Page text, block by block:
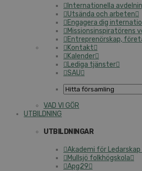
Internationella
Utsända och arbeten
Engagera dig
Missionsinspiratörens
Entreprenörskap,
Kontakt
Kalender
Lediga tjänster
SAU
VAD VI GÖR
UTBILDNING
UTBILDNINGAR
Akademi för Ledarskap
Mullsjö folkhögskola
Apg29